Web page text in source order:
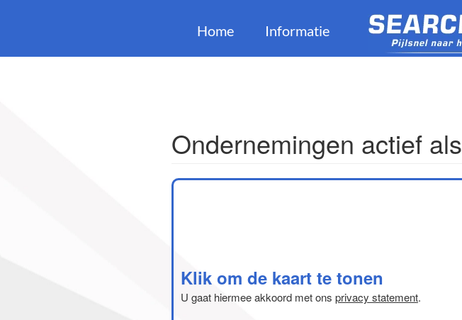
Home Informatie
Ondernemingen actief als
Klik om de kaart te tonen
U gaat hiermee akkoord met ons privacy statement.